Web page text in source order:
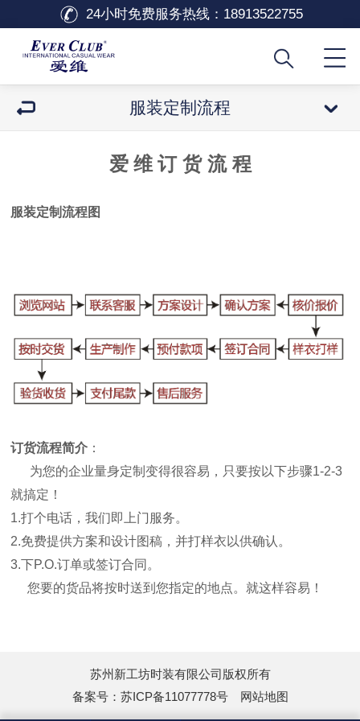
24小时免费服务热线： 18913522755
服装定制流程
爱 维 订 货 流 程
服装定制流程图
订货流程简介 ：
为您的企业量身定制变得很容易，只要按以下步骤1-2-3
就搞定！
1.打个电话，我们即上门服务。
2.免费提供方案和设计图稿，并打样衣以供确认。
3.下P.O.订单或签订合同。
您要的货品将按时送到您指定的地点。就这样容易！
苏州新工坊时装有限公司版权所有
备案号： 苏ICP备11077778号 网站地图